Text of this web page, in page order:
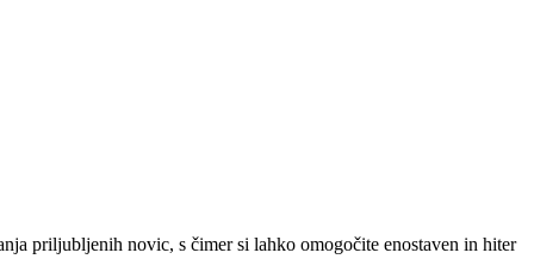
priljubljenih novic, s čimer si lahko omogočite enostaven in hiter